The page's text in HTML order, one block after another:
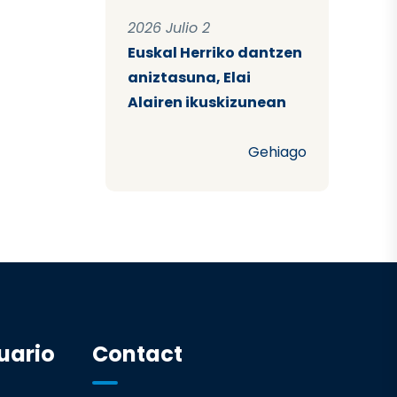
2026 Julio 2
Euskal Herriko dantzen
aniztasuna, Elai
Alairen ikuskizunean
Gehiago
Contact